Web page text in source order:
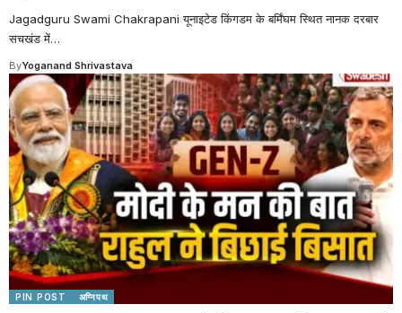
Jagadguru Swami Chakrapani यूनाइटेड किंगडम के बर्मिंघम स्थित नानक दरबार
सचखंड में…
ByYoganand Shrivastava
PIN POST अग्निपथ